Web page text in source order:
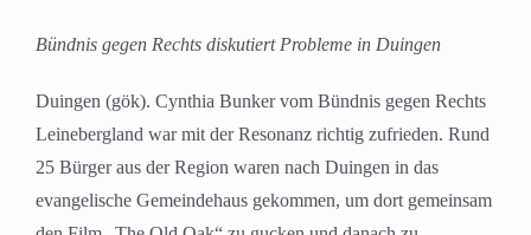
Bündnis gegen Rechts diskutiert Probleme in Duingen
Duingen (gök). Cynthia Bunker vom Bündnis gegen Rechts
Leinebergland war mit der Resonanz richtig zufrieden. Rund
25 Bürger aus der Region waren nach Duingen in das
evangelische Gemeindehaus gekommen, um dort gemeinsam